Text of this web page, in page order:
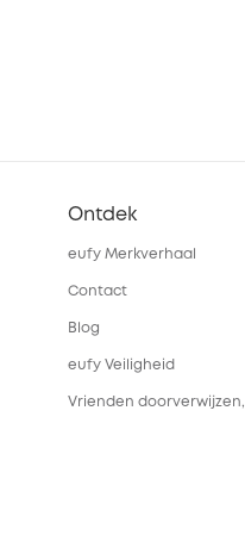
Ontdek
eufy Merkverhaal
Contact
Blog
eufy Veiligheid
Vrienden doorverwijzen,